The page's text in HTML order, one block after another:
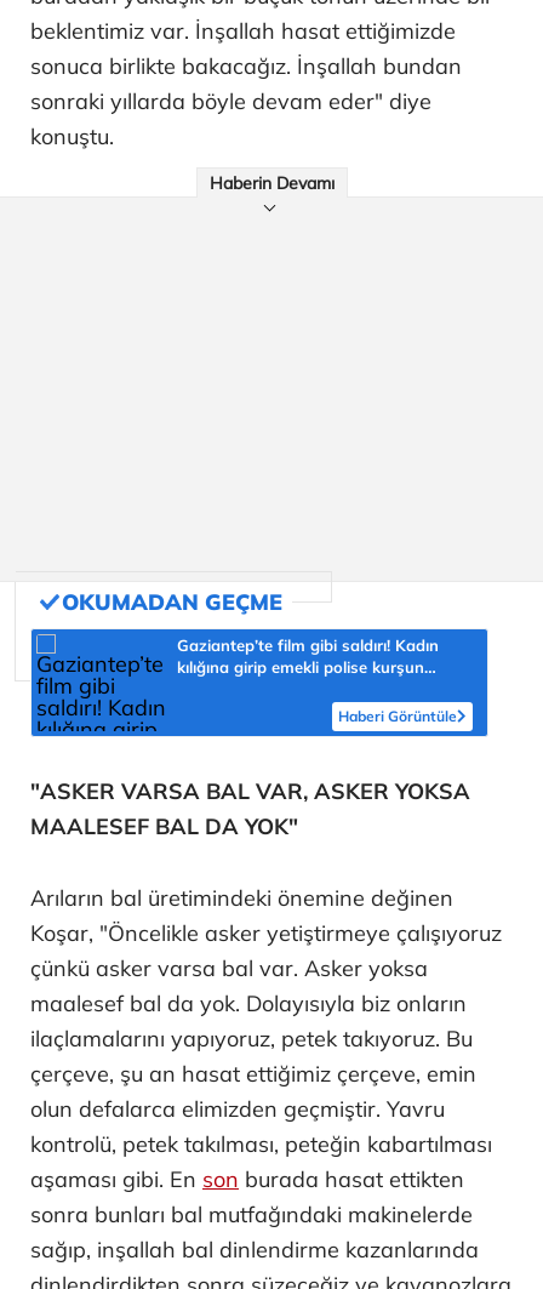
beklentimiz var. İnşallah hasat ettiğimizde
sonuca birlikte bakacağız. İnşallah bundan
sonraki yıllarda böyle devam eder" diye
konuştu.
Haberin Devamı
Gaziantep’te film gibi saldırı! Kadın
kılığına girip emekli polise kurşun
Haberi Görüntüle
"ASKER VARSA BAL VAR, ASKER YOKSA
MAALESEF BAL DA YOK"
Arıların bal üretimindeki önemine değinen
Koşar, "Öncelikle asker yetiştirmeye çalışıyoruz
çünkü asker varsa bal var. Asker yoksa
maalesef bal da yok. Dolayısıyla biz onların
ilaçlamalarını yapıyoruz, petek takıyoruz. Bu
çerçeve, şu an hasat ettiğimiz çerçeve, emin
olun defalarca elimizden geçmiştir. Yavru
kontrolü, petek takılması, peteğin kabartılması
aşaması gibi. En son burada hasat ettikten
sonra bunları bal mutfağındaki makinelerde
sağıp, inşallah bal dinlendirme kazanlarında